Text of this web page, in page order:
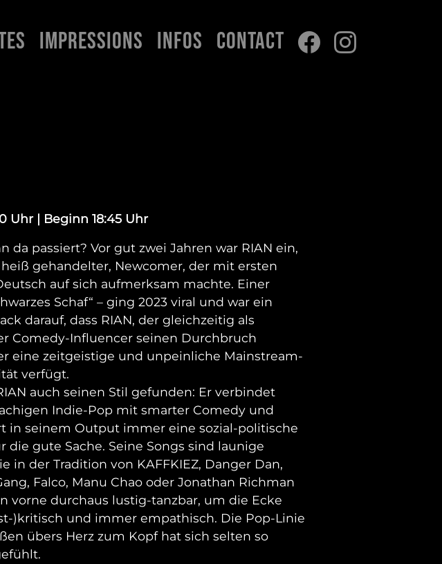
Impressions Infos Contact
Uhr | Beginn 18:45 Uhr
da passiert? Vor gut zwei Jahren war RIAN ein,
gehandelter, Newcomer, der mit ersten
auf sich aufmerksam machte. Einer
Schaf“ – ging 2023 viral und war ein
darauf, dass RIAN, der gleichzeitig als
Comedy-Influencer seinen Durchbruch
eine zeitgeistige und unpeinliche Mainstream-
verfügt.
auch seinen Stil gefunden: Er verbindet
Indie-Pop mit smarter Comedy und
in seinem Output immer eine sozial-politische
die gute Sache. Seine Songs sind launige
in der Tradition von KAFFKIEZ, Danger Dan,
Falco, Manu Chao oder Jonathan Richman
vorne durchaus lustig-tanzbar, um die Ecke
)kritisch und immer empathisch. Die Pop-Linie
übers Herz zum Kopf hat sich selten so